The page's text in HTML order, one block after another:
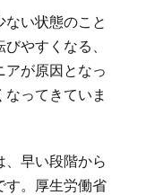
い状態のこと
やすくなる、
アが原因となっ
ってきていま
、早い段階から
す。厚生労働省